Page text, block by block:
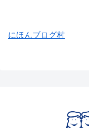
にほんブログ村